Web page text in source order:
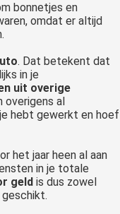
bonnetjes en
omdat er altijd
. Dat betekent dat
in je
uit overige
overigens al
hebt gewerkt en hoef
het jaar heen al aan
in je totale
geld is dus zowel